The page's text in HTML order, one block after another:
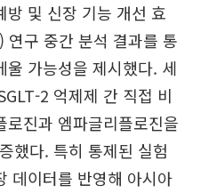
방 및 신장 기능 개선 효
연구 중간 분석 결과를 통
울 가능성을 제시했다. 세
2 억제제 간 직접 비
진과 엠파글리플로진을
했다. 특히 통제된 실험
데이터를 반영해 아시아